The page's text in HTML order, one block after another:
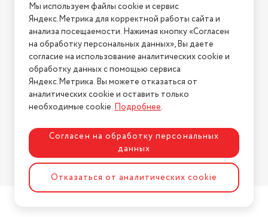
Условия возврата
Нашли ошибку на сайте? Напишите нам
2026 © Интернет-магазин "АстМаркет". У нас есть всё!
Политика конфиденциальности
Разработка сайтаASTDESIGN
Мы используем файлы cookie и сервис
Яндекс.Метрика для корректной работы сайта и
анализа посещаемости. Нажимая кнопку «Согласен
на обработку персональных данных», Вы даете
согласие на использование аналитических cookie и
обработку данных с помощью сервиса
Яндекс.Метрика. Вы можете отказаться от
аналитических cookie и оставить только
необходимые cookie.Подробнее.
Согласен на обработку персональных
данных
Отказаться от аналитических cookie